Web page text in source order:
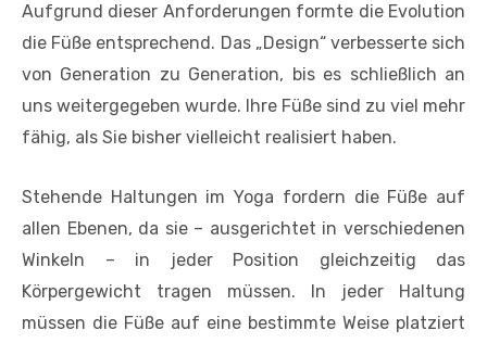
Aufgrund dieser Anforderungen formte die Evolution
die Füße entsprechend. Das „Design“ verbesserte sich
von Generation zu Generation, bis es schließlich an
uns weitergegeben wurde. Ihre Füße sind zu viel mehr
fähig, als Sie bisher vielleicht realisiert haben.
Stehende Haltungen im Yoga fordern die Füße auf
allen Ebenen, da sie – ausgerichtet in verschiedenen
Winkeln – in jeder Position gleichzeitig das
Körpergewicht tragen müssen. In jeder Haltung
müssen die Füße auf eine bestimmte Weise platziert